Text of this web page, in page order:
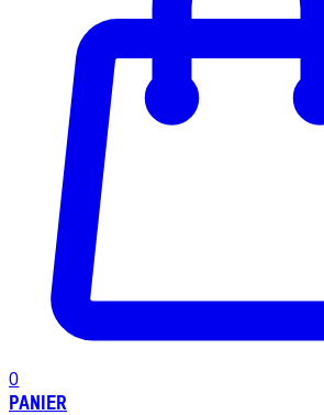
0
PANIER